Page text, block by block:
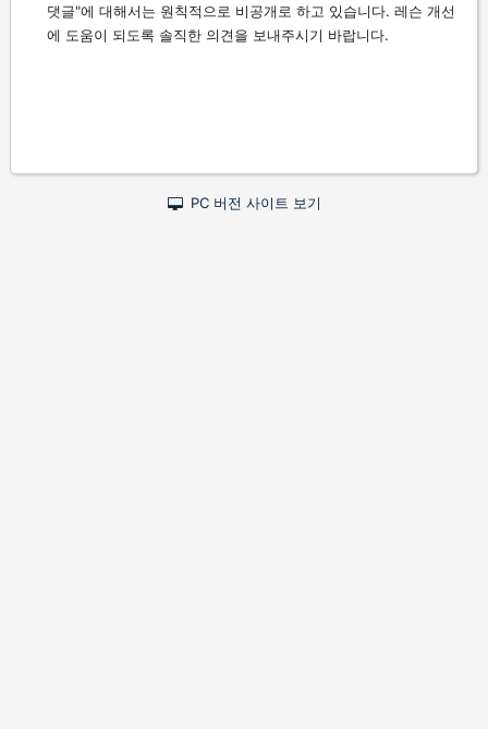
댓글"에 대해서는 원칙적으로 비공개로 하고 있습니다. 레슨 개선
에 도움이 되도록 솔직한 의견을 보내주시기 바랍니다.
PC 버전 사이트 보기